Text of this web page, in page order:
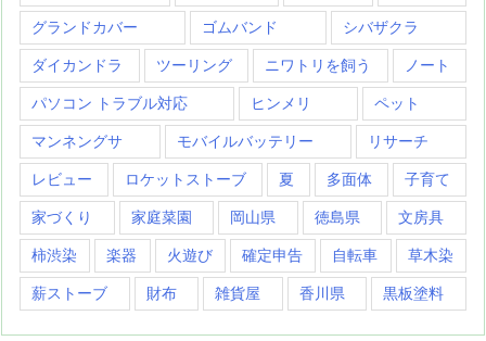
グランドカバー ゴムバンド シバザクラ
ダイカンドラ ツーリング ニワトリを飼う ノート
パソコン トラブル対応 ヒンメリ ペット
マンネングサ モバイルバッテリー リサーチ
レビュー ロケットストーブ 夏 多面体 子育て
家づくり 家庭菜園 岡山県 徳島県 文房具
柿渋染 楽器 火遊び 確定申告 自転車 草木染
薪ストーブ 財布 雑貨屋 香川県 黒板塗料